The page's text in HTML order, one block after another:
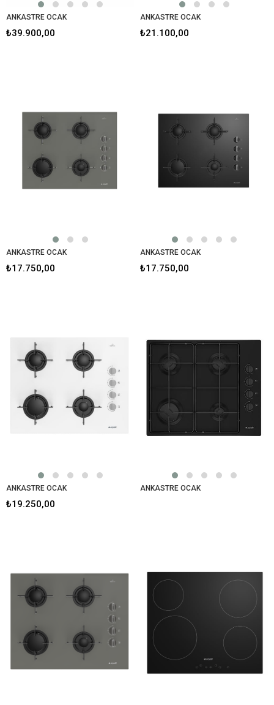
ANKASTRE OCAK
₺39.900,00
ANKASTRE OCAK
₺21.100,00
ANKASTRE OCAK
₺17.750,00
ANKASTRE OCAK
₺17.750,00
ANKASTRE OCAK
₺19.250,00
ANKASTRE OCAK